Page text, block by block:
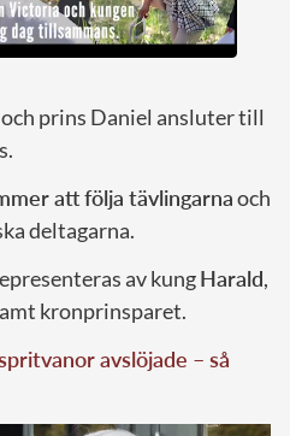
prins Daniel ansluter till
att följa tävlingarnaoch
deltagarna.
av kungHarald,
kronprinsparet.
avslöjade – så